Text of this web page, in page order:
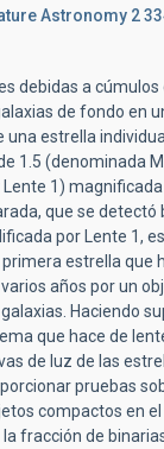
Astronomy 2
debidas a cúmulos
de fondo en
estrella
1.5 (denominada
1)
que se detectó
por Lente 1,
estrella que
años por un
Haciendo
que hace de
de luz de las
pruebas
compactos en
fracción de